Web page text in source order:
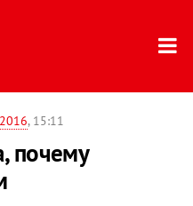
, 15:11
почему